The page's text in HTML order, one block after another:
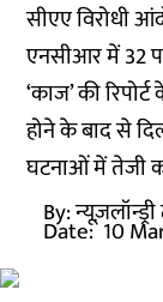
सीएए विरोधी
एनसीआर में 32
‘काज’ की
होने के बाद से
घटनाओं में तेजी
By:
Date: 10